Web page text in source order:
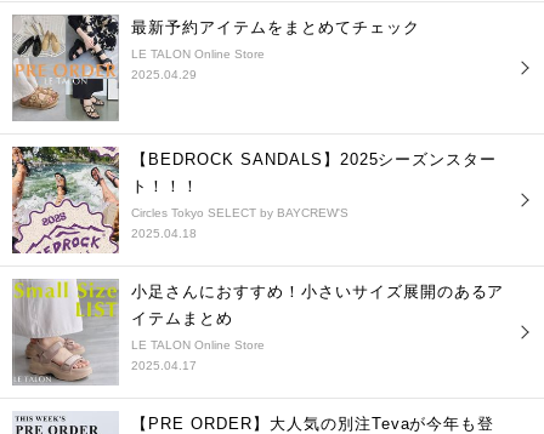
最新予約アイテムをまとめてチェック
LE TALON Online Store
2025.04.29
【BEDROCK SANDALS】2025シーズンスター
ト！！！
Circles Tokyo SELECT by BAYCREW'S
2025.04.18
小足さんにおすすめ！小さいサイズ展開のあるア
イテムまとめ
LE TALON Online Store
2025.04.17
【PRE ORDER】大人気の別注Tevaが今年も登